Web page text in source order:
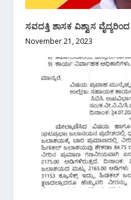
ಸವದತ್ತಿ ಶಾಸಕ ವಿಶ್ವಾಸ
November 21, 2023